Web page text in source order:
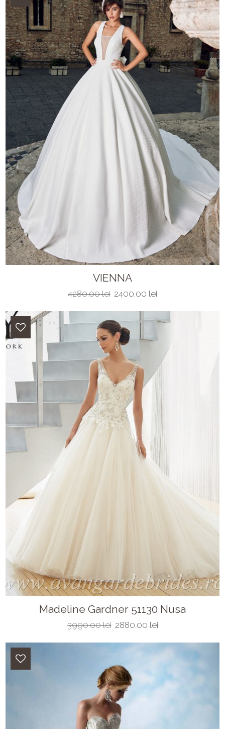
VIENNA
4280.00 lei 2400.00 lei
Madeline Gardner 51130 Nusa
3990.00 lei 2880.00 lei